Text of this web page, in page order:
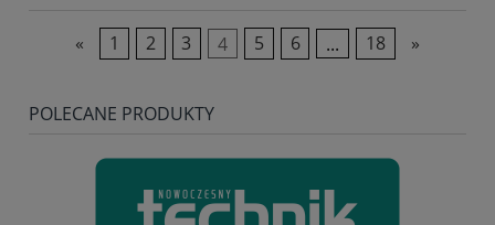
« 1 2 3 4 5 6 ... 18 »
POLECANE PRODUKTY